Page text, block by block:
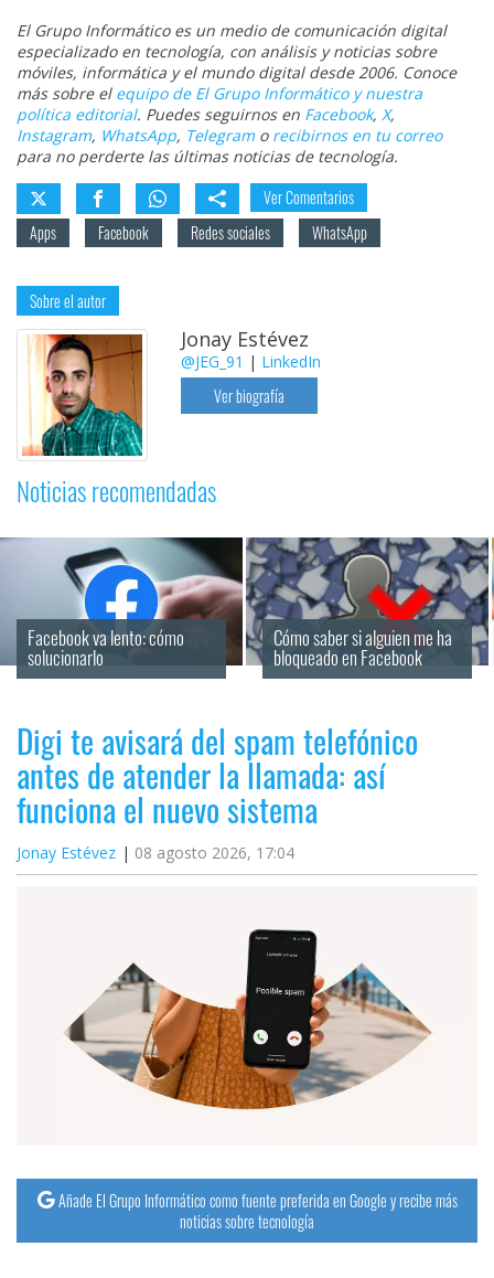
El Grupo Informático es un medio de comunicación digital
especializado en tecnología, con análisis y noticias sobre
móviles, informática y el mundo digital desde 2006. Conoce
más sobre el equipo de El Grupo Informático y nuestra
política editorial. Puedes seguirnos en Facebook, X,
Instagram, WhatsApp, Telegramo recibirnos en tu correo
para no perderte las últimas noticias de tecnología.
Ver Comentarios
Apps
Facebook Redes sociales WhatsApp
Sobre el autor
Jonay Estévez
@JEG_91 | LinkedIn
Ver biografía
Noticias recomendadas
Facebook va lento: cómo
solucionarlo
Cómo saber si alguien me ha
bloqueado en Facebook
Digi te avisará del spam telefónico
antes de atender la llamada: así
funciona el nuevo sistema
Jonay Estévez 08 agosto 2026, 17:04
Añade El Grupo Informático como fuente preferida en Google y recibe más
noticias sobre tecnología